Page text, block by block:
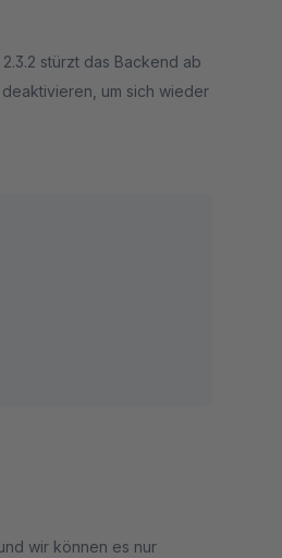
stürzt das Backend ab
um sich wieder
wir können es nur